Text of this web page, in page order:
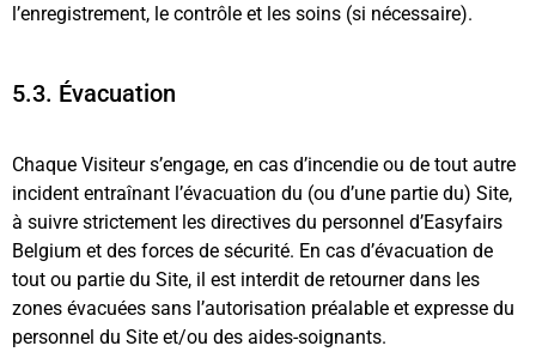
l’enregistrement, le contrôle et les soins (si nécessaire).
5.3. Évacuation
Chaque Visiteur s’engage, en cas d’incendie ou de tout autre
incident entraînant l’évacuation du (ou d’une partie du) Site,
à suivre strictement les directives du personnel d’Easyfairs
Belgium et des forces de sécurité. En cas d’évacuation de
tout ou partie du Site, il est interdit de retourner dans les
zones évacuées sans l’autorisation préalable et expresse du
personnel du Site et/ou des aides-soignants.